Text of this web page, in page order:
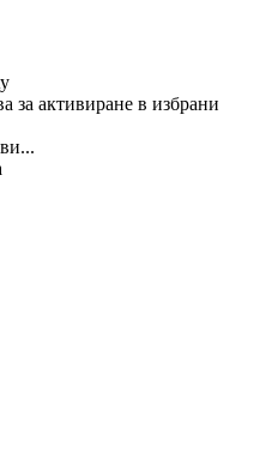
за активиране в избрани